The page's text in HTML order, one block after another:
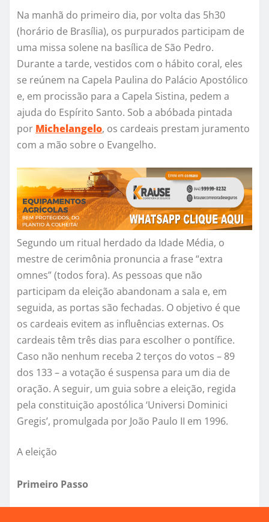
Na manhã do primeiro dia, por volta das 5h30
(horário de Brasília), os purpurados participam de
uma missa solene na basílica de São Pedro.
Durante a tarde, vestidos com o hábito coral, eles
se reúnem na Capela Paulina do Palácio Apostólico
e, em procissão para a Capela Sistina, pedem a
ajuda do Espírito Santo. Sob a abóbada pintada
por Michelangelo, os cardeais prestam juramento
com a mão sobre o Evangelho.
Segundo um ritual herdado da Idade Média, o
mestre de cerimônia pronuncia a frase “extra
omnes” (todos fora). As pessoas que não
participam da eleição abandonam a sala e, em
seguida, as portas são fechadas. O objetivo é que
os cardeais evitem as influências externas. Os
cardeais têm três dias para escolher o pontífice.
Caso não nenhum receba 2 terços do votos – 89
dos 133 – a votação é suspensa para um dia de
oração. A seguir, um guia sobre a eleição, regida
pela constituição apostólica ‘Universi Dominici
Gregis’, promulgada por João Paulo II em 1996.
A eleição
Primeiro Passo